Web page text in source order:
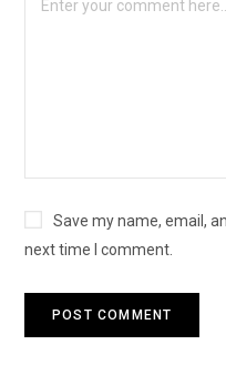
Save my name, email,
next time I comment.